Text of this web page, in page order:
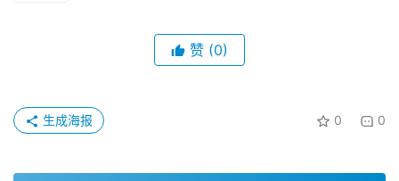
赞 (0)
0 0
生成海报